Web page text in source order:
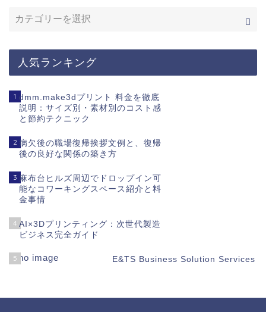
人気ランキング
1 dmm.make3dプリント 料金を徹底
説明：サイズ別・素材別のコスト感
と節約テクニック
2 病欠後の職場復帰挨拶文例と、復帰
後の良好な関係の築き方
3 麻布台ヒルズ周辺でドロップイン可
能なコワーキングスペース紹介と料
金事情
4 AI×3Dプリンティング：次世代製造
ビジネス完全ガイド
5 E&TS Business Solution Services